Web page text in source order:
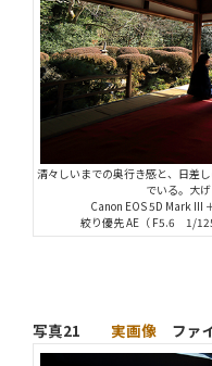
清々しいまでの奥行き感と、日差
でいる。大
Canon EOS 5D Mark III
絞り優先 AE（ F5.6 1/
写真21 実画像 ファ